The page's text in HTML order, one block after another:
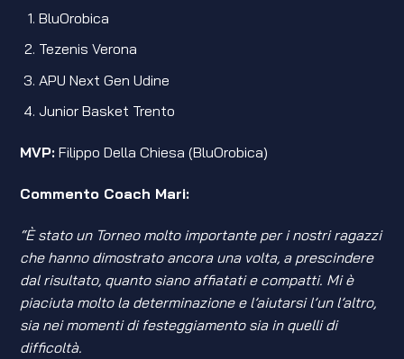
BluOrobica
Tezenis Verona
APU Next Gen Udine
Junior Basket Trento
MVP: Filippo Della Chiesa (BluOrobica)
Commento Coach Mari:
“È stato un Torneo molto importante per i nostri ragazzi
che hanno dimostrato ancora una volta, a prescindere
dal risultato, quanto siano affiatati e compatti. Mi è
piaciuta molto la determinazione e l’aiutarsi l’un l’altro,
sia nei momenti di festeggiamento sia in quelli di
difficoltà.